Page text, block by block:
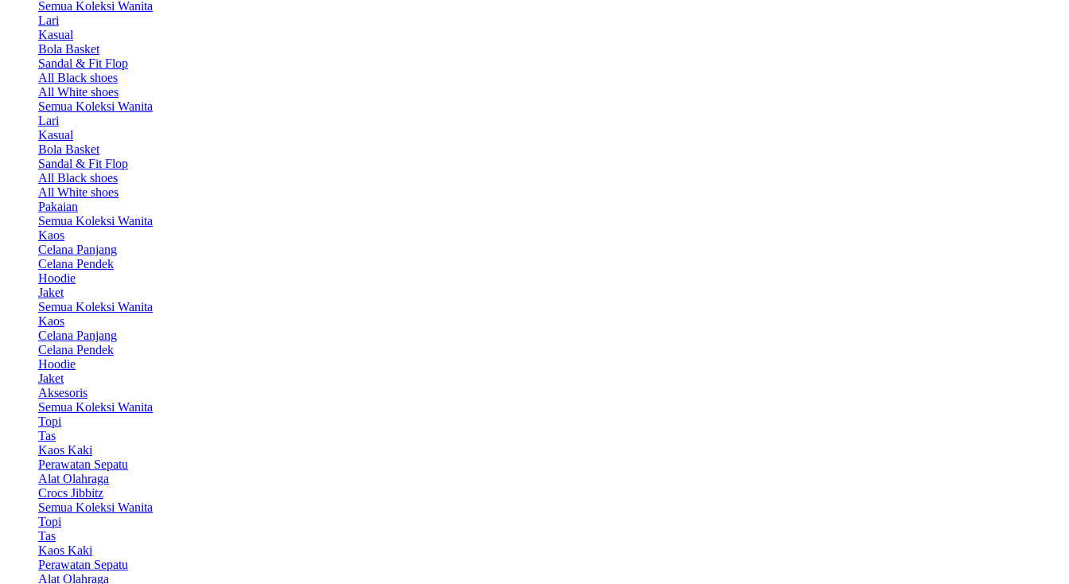
Semua Koleksi Wanita
Lari
Kasual
Bola Basket
Sandal & Fit Flop
All Black shoes
All White shoes
Semua Koleksi Wanita
Lari
Kasual
Bola Basket
Sandal & Fit Flop
All Black shoes
All White shoes
Pakaian
Semua Koleksi Wanita
Kaos
Celana Panjang
Celana Pendek
Hoodie
Jaket
Semua Koleksi Wanita
Kaos
Celana Panjang
Celana Pendek
Hoodie
Jaket
Aksesoris
Semua Koleksi Wanita
Topi
Tas
Kaos Kaki
Perawatan Sepatu
Alat Olahraga
Crocs Jibbitz
Semua Koleksi Wanita
Topi
Tas
Kaos Kaki
Perawatan Sepatu
Alat Olahraga